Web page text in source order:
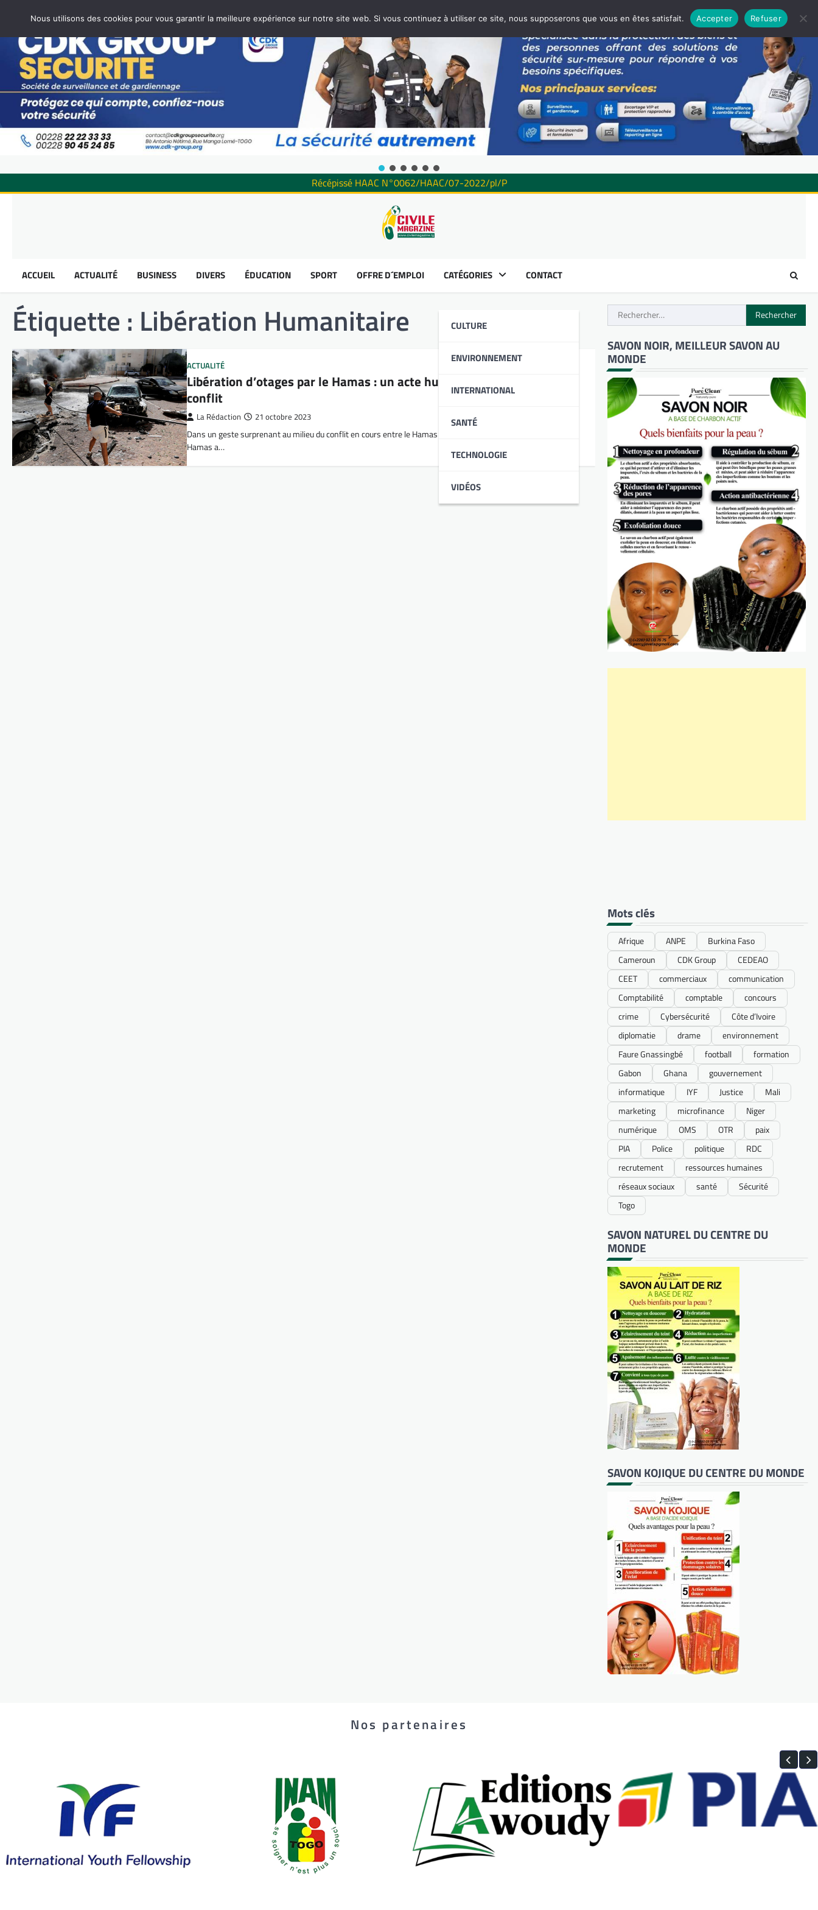
Récépissé HAAC N°0062/HAAC/07-2022/pl/P
ACCUEIL ACTUALITÉ BUSINESS DIVERS ÉDUCATION SPORT OFFRE D´EMPLOI CATÉGORIES
CULTURE
ENVIRONNEMENT
INTERNATIONAL
SANTÉ
TECHNOLOGIE
VIDÉOS
CONTACT
Étiquette : Libération Humanitaire
ACTUALITÉ
Libération d’otages par le Hamas : un acte humanitaire au milieu du
conflit
La Rédaction 21 octobre 2023
Dans un geste surprenant au milieu du conflit en cours entre le Hamas et Israël, le mouvement islamiste
Hamas a…
Rechercher :
SAVON NOIR, MEILLEUR SAVON AU
MONDE
Mots clés
Afrique ANPE
Burkina Faso
Cameroun
CDK Group
CEDEAO
CEET
commerciaux
communication
Comptabilité
comptable
concours
crime
Cybersécurité
Côte d’Ivoire
diplomatie
drame
environnement
Faure Gnassingbé
football
formation
Gabon
Ghana
gouvernement
informatique
IYF Justice
Mali
marketing
microfinance
Niger
numérique
OMS OTR
paix
PIA
Police politique
RDC
recrutement
ressources humaines
réseaux sociaux
santé
Sécurité
Togo
SAVON NATUREL DU CENTRE DU
MONDE
SAVON KOJIQUE DU CENTRE DU MONDE
Nos partenaires
Nous utilisons des cookies pour vous garantir la meilleure expérience sur notre site web. Si vous continuez à utiliser ce site, nous supposerons que vous en êtes satisfait. Accepter Refuser